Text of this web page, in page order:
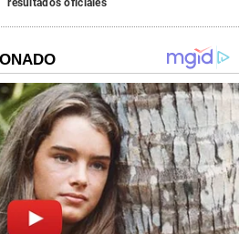
resultados oficiales